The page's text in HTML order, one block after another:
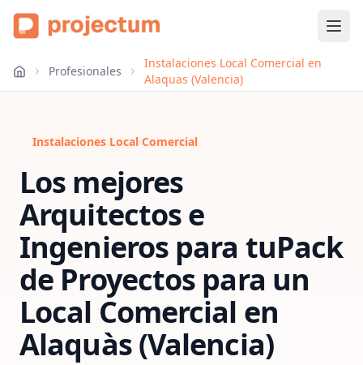
Profesionales
Instalaciones Local Comercial en
Alaquas (Valencia)
Instalaciones Local Comercial
Los mejores
Arquitectos e
Ingenieros para tuPack
de Proyectos para un
Local Comercial en
Alaquàs (Valencia)